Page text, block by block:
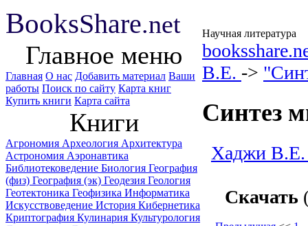
BooksShare.net Научная литература
Главное меню
Главная О нас Добавить материал Ваши
работы Поиск по сайту Карта книг
Купить книги Карта сайта
Книги
Агрономия Археология Архитектура
Астрономия Аэронавтика
Библиотековедение Биология География
(физ) География (эк) Геодезия Геология
Геотектоника Геофизика Информатика
Искусствоведение История Кибернетика
Криптография Кулинария Культурология
В.Е. ->
Синтез
Хаджи В.Е.
Скачать